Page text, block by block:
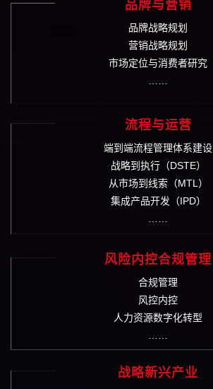
品牌与营销
品牌战略规划
营销战略规划
市场定位与消费者研究
……
流程与运营
端到端流程管理体系建设
战略到执行（DSTE）
从市场到线索（MTL）
集成产品开发（IPD）
……
风险内控合规管理
合规管理
风控内控
人力资源数字化转型
……
战略新兴产业